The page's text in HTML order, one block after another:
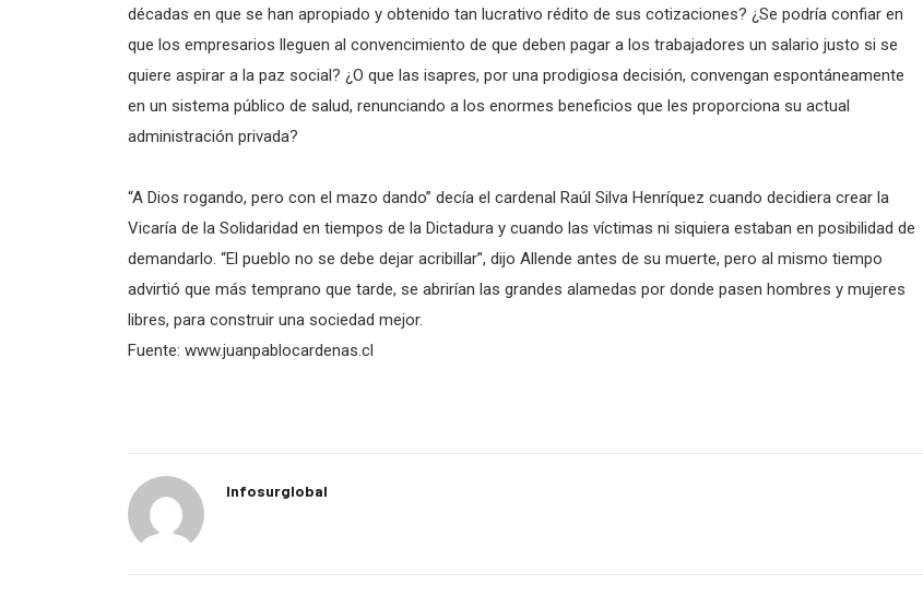
décadas en que se han apropiado y obtenido tan lucrativo rédito de sus cotizaciones? ¿Se podría confiar en
que los empresarios lleguen al convencimiento de que deben pagar a los trabajadores un salario justo si se
quiere aspirar a la paz social? ¿O que las isapres, por una prodigiosa decisión, convengan espontáneamente
en un sistema público de salud, renunciando a los enormes beneficios que les proporciona su actual
administración privada?
“A Dios rogando, pero con el mazo dando” decía el cardenal Raúl Silva Henríquez cuando decidiera crear la
Vicaría de la Solidaridad en tiempos de la Dictadura y cuando las víctimas ni siquiera estaban en posibilidad de
demandarlo. “El pueblo no se debe dejar acribillar”, dijo Allende antes de su muerte, pero al mismo tiempo
advirtió que más temprano que tarde, se abrirían las grandes alamedas por donde pasen hombres y mujeres
libres, para construir una sociedad mejor.
Fuente: www.juanpablocardenas.cl
Infosurglobal